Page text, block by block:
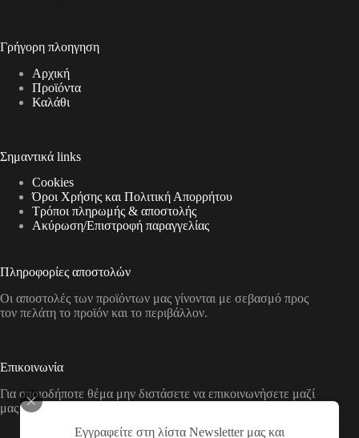
Εγγραφείτε στη λίστα Newsletter μας και
Γρήγορη πλοηγηση
Αρχική
Προϊόντα
Καλάθι
Σημαντικά links
Cookies
Όροι Χρήσης και Πολιτική Απορρήτου
Τρόποι πληρωμής & αποστολής
Aκύρωση/Επιστροφή παραγγελίας
Πληροφορίες αποστολών
Οι αποστολές των προϊόντων μας γίνονται με σεβασμό προς
τον πελάτη το προϊόν και το περιβάλλον.
Επικοινωνία
Για οποιοδήποτε θέμα μην διστάσετε να επικοινωνήσετε μαζί
μας με τους παρακάτω τρόπους